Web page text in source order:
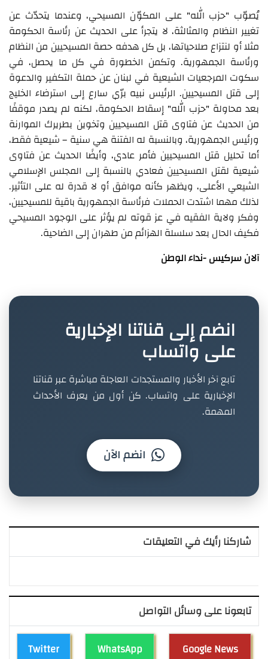
يُصوّب "حزب الله" على المكوّن المسيحي، وعندما يتحدّث عن
تغيير النظام والمثالثة، لا يتجرأ على الحديث عن رئاسة الحكومة
مثلا أو لنتزاع صلاحياتها، بل كل هدفه حصة المسيحيين من النظام
ورئاسة الجمهورية. وتكمن الخطورة في كل ما يحصل، في
سكوت المرجعيات الشيعية في لبنان عن حملة التكفير والدعوة
إلى قتل المسيحيين. الرئيس نبيه برّي سارع إلى استرضاء الخليج
بعد محاولة "حزب الله" إسقاط الحكومة، لكنه لم يصدر موقفًا
من الحديث عن فتاوى قتل المسيحيين وتخوين بطريرك الموارنة
ورئيس الجمهورية، وبالنسبة له الفتنة هي سنية – شيعية فقط،
أما تحليل قتل المسيحيين فأمر عادي، وأيضًا الحديث عن فتاوى
شيعية لقتل المسيحيين فعادي بالنسبة إلى المجلس الإسلامي
الشيعي الأعلى، ويظهر كأنه موافق أو لا قدرة له على التأثير.
لذلك مهما اشتدت الحملات فرئاسة الجمهورية باقية للمسيحيين،
وفكر ولاية الفقيه في عز قوته لم يؤثر على الوجود المسيحي
فكيف الحال بعد سلسلة الهزائم من طهران إلى الضاحية.
آلان سركيس -نداء الوطن
انضم إلى قناتنا الإخبارية
على واتساب
تابع آخر الأخبار والمستجدات العاجلة مباشرة عبر قناتنا
الإخبارية على واتساب. كن أول من يعرف الأحداث
المهمة.
انضم الآن
شاركنا رأيك في التعليقات
تابعونا على وسائل التواصل
Twitter WhatsApp Google News